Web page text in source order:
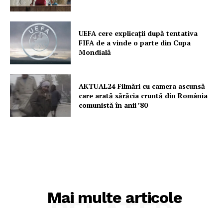
UEFA cere explicații după tentativa
FIFA de a vinde o parte din Cupa
Mondială
AKTUAL24 Filmări cu camera ascunsă
care arată sărăcia cruntă din România
comunistă în anii ’80
Mai multe articole